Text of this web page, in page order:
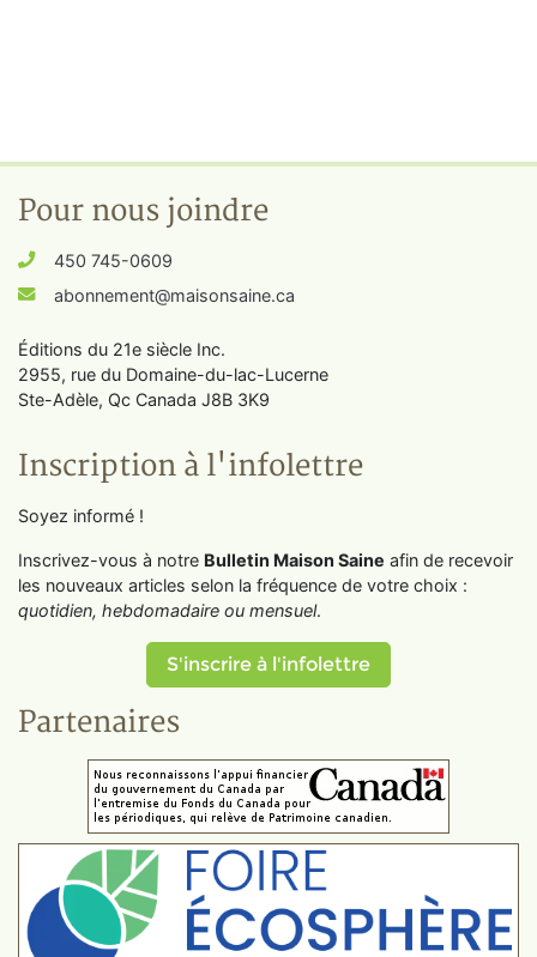
Pour nous joindre
450 745-0609
abonnement@maisonsaine.ca
Éditions du 21e siècle Inc.
2955, rue du Domaine-du-lac-Lucerne
Ste-Adèle, Qc Canada J8B 3K9
Inscription à l'infolettre
Soyez informé !
Inscrivez-vous à notre Bulletin Maison Saine afin de recevoir
les nouveaux articles selon la fréquence de votre choix :
quotidien, hebdomadaire ou mensuel.
S'inscrire à l'infolettre
Partenaires